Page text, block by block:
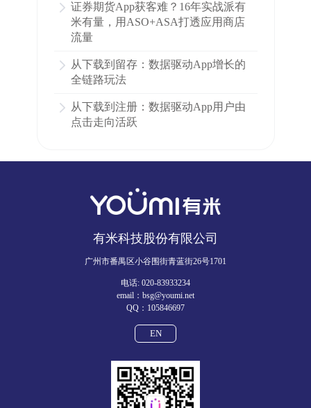
证券期货App获客难？16年实战派有
米有量，用ASO+ASA打透应用商店
流量
从下载到留存：数据驱动App增长的
全链路玩法
从下载到注册：数据驱动App用户由
点击走向活跃
有米科技股份有限公司
广州市番禺区小谷围街青蓝街26号1701
电话: 020-83933234
email：bsg@youmi.net
QQ：105846697
EN